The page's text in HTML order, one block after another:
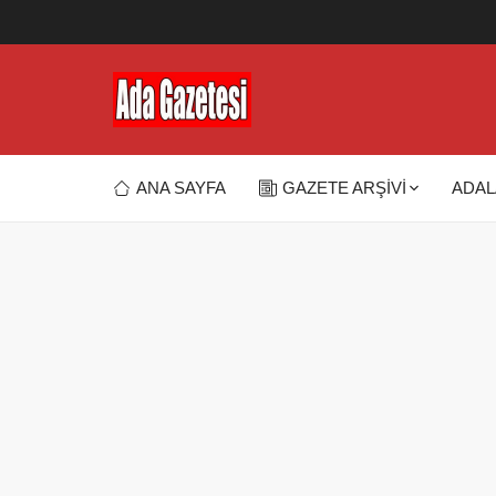
ANA SAYFA GAZETE ARŞİVİ